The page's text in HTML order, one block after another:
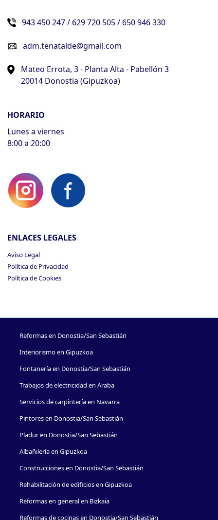
943 450 247 / 629 720 505 / 650 946 330
adm.tenatalde@gmail.com
Mateo Errota, 3 - Planta Alta - Pabellón 3
20014 Donostia (Gipuzkoa)
HORARIO
Lunes a viernes
8:00 a 20:00
ENLACES LEGALES
Aviso Legal
Política de Privacidad
Política de Cookies
Reformas en Donostia/San Sebastián
Interiorismo en Gipuzkoa
Fontanería en Donostia/San Sebastián
Trabajos de electricidad en Araba
Servicios de carpintería en Navarra
Pintores en Donostia/San Sebastián
Pladur en Donostia/San Sebastián
Albañilería en Gipuzkoa
Construcciones en Donostia/San Sebastián
Rehabilitación de edificios en Gipuzkoa
Reformas en general en Bizkaia
Reformas de cocinas en Donostia/San Sebastián